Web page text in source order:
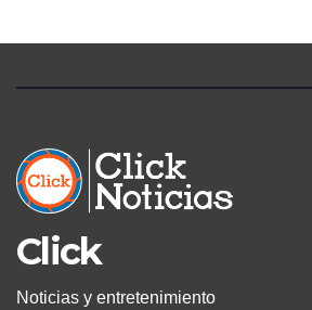
Click
Noticias y entretenimiento